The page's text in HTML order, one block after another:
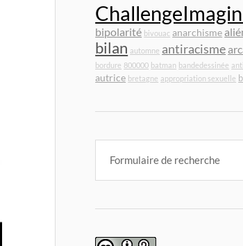
bipolarité bivouac anarchisme
bilan automne antiracisme
bordure 800000 batman bandedessinée
autrice bretagne appropriation sexuelle